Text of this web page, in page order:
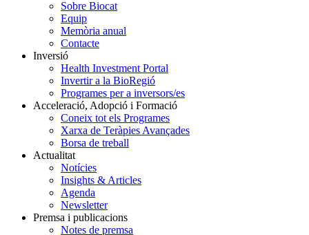
Sobre Biocat
Equip
Memòria anual
Contacte
Inversió
Health Investment Portal
Invertir a la BioRegió
Programes per a inversors/es
Acceleració, Adopció i Formació
Coneix tot els Programes
Xarxa de Teràpies Avançades
Borsa de treball
Actualitat
Notícies
Insights & Articles
Agenda
Newsletter
Premsa i publicacions
Notes de premsa